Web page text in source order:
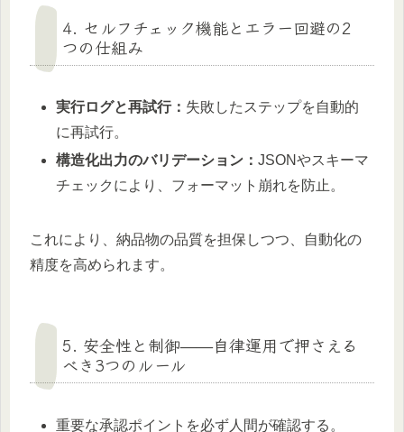
4. セルフチェック機能とエラー回避の2
つの仕組み
実行ログと再試行： 失敗したステップを自動的
に再試行。
構造化出力のバリデーション：JSONやスキーマ
チェックにより、フォーマット崩れを防止。
これにより、納品物の品質を担保しつつ、自動化の
精度を高められます。
5. 安全性と制御——自律運用で押さえる
べき3つのルール
重要な承認ポイントを必ず人間が確認する。